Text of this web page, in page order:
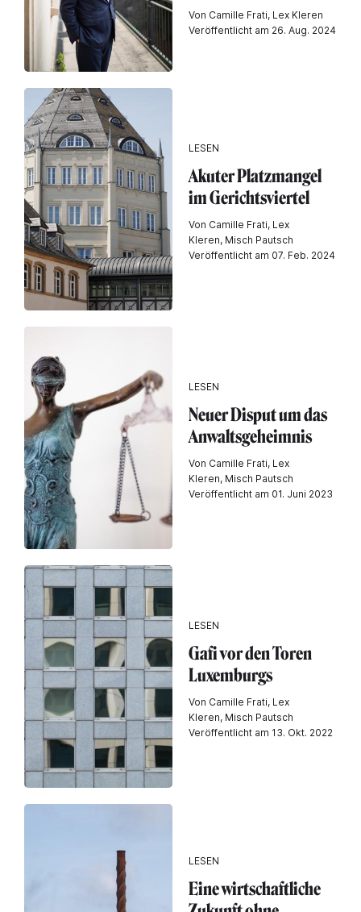
Von Camille Frati, Lex Kleren
Veröffentlicht am 26. Aug. 2024
LESEN
Akuter Platzmangel
im Gerichtsviertel
Von Camille Frati, Lex
Kleren, Misch Pautsch
Veröffentlicht am 07. Feb. 2024
LESEN
Neuer Disput um das
Anwaltsgeheimnis
Von Camille Frati, Lex
Kleren, Misch Pautsch
Veröffentlicht am 01. Juni 2023
LESEN
Gafi vor den Toren
Luxemburgs
Von Camille Frati, Lex
Kleren, Misch Pautsch
Veröffentlicht am 13. Okt. 2022
LESEN
Eine wirtschaftliche